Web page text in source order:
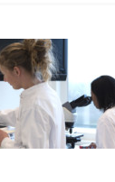
サポート
企業情報